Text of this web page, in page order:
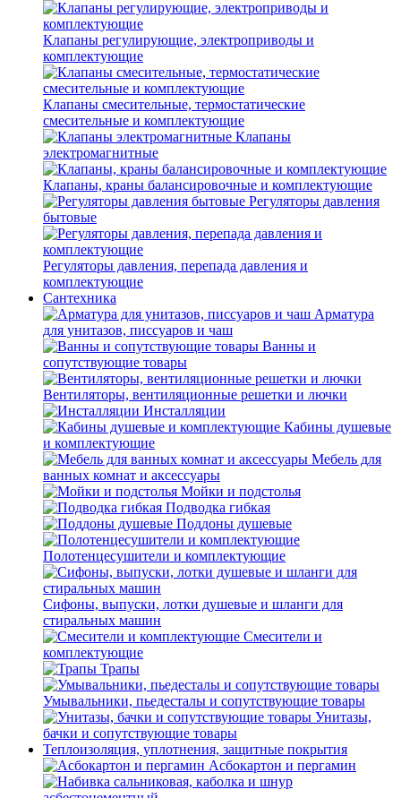
Клапаны регулирующие, электроприводы и
комплектующие
Клапаны смесительные, термостатические
смесительные и комплектующие
Клапаны
электромагнитные
Клапаны, краны балансировочные и комплектующие
Регуляторы давления
бытовые
Регуляторы давления, перепада давления и
комплектующие
Сантехника
Арматура
для унитазов, писсуаров и чаш
Ванны и
сопутствующие товары
Вентиляторы, вентиляционные решетки и лючки
Инсталляции
Кабины душевые
и комплектующие
Мебель для
ванных комнат и аксессуары
Мойки и подстолья
Подводка гибкая
Поддоны душевые
Полотенцесушители и комплектующие
Сифоны, выпуски, лотки душевые и шланги для
стиральных машин
Смесители и
комплектующие
Трапы
Умывальники, пьедесталы и сопутствующие товары
Унитазы,
бачки и сопутствующие товары
Теплоизоляция, уплотнения, защитные покрытия
Асбокартон и пергамин